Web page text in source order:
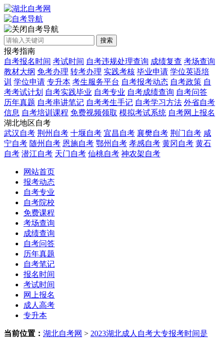
自考导航
搜索
报考指南
自考报名时间 考试时间 自考违规处理查询 成绩复查 考场查询
教材大纲 免考办理 转考办理 实践考核 毕业申请 学位英语培
训 学位申请 专升本 考生服务平台 自考报考动态 自考政策 自
考考试计划 自考实践毕业 自考专业 自考成绩查询 自考问答
历年真题 自考串讲笔记 自考考生手记 自考学习方法 外省自考
信息 自考培训课程 免费视频领取 模拟考试系统 自考网上报名
湖北地区自考
武汉自考 荆州自考 十堰自考 宜昌自考 襄樊自考 荆门自考 咸
宁自考 随州自考 恩施自考 鄂州自考 孝感自考 黄冈自考 黄石
自考 潜江自考 天门自考 仙桃自考 神农架自考
网站首页
报考动态
自考专业
自考院校
免费课程
考场查询
成绩查询
自考问答
历年真题
自考笔记
报名时间
考试时间
网上报名
成人高考
专升本
当前位置： 湖北自考网 > 2023湖北成人自考大专报考时间是